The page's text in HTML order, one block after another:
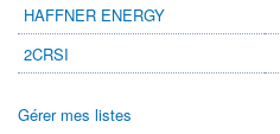
HAFFNER ENERGY
2CRSI
Gérer mes listes